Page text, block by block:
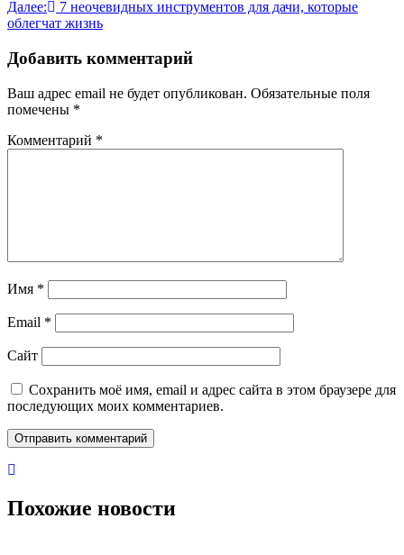
записям
Далее:
7 неочевидных инструментов для дачи, которые
облегчат жизнь
Добавить комментарий
Ваш адрес email не будет опубликован. Обязательные поля
помечены *
Комментарий *
Имя *
Email *
Сайт
Сохранить моё имя, email и адрес сайта в этом браузере для
последующих моих комментариев.
Похожие новости